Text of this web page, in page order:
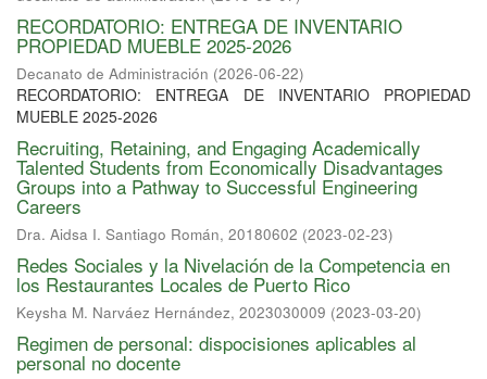
RECORDATORIO: ENTREGA DE INVENTARIO
PROPIEDAD MUEBLE 2025-2026
Decanato de Administración (2026-06-22)
RECORDATORIO: ENTREGA DE INVENTARIO PROPIEDAD
MUEBLE 2025-2026
Recruiting, Retaining, and Engaging Academically
Talented Students from Economically Disadvantages
Groups into a Pathway to Successful Engineering
Careers
Dra. Aidsa I. Santiago Román, 20180602 (2023-02-23)
Redes Sociales y la Nivelación de la Competencia en
los Restaurantes Locales de Puerto Rico
Keysha M. Narváez Hernández, 2023030009 (2023-03-20)
Regimen de personal: dispocisiones aplicables al
personal no docente